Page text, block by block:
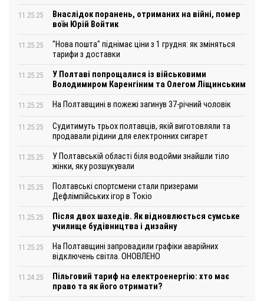
11.25.25
Внаслідок поранень, отриманих на війні, помер
воїн Юрій Войтик
11.25.25
"Нова пошта" піднімає ціни з 1 грудня: як зміняться
тарифи з доставки
11.25.25
У Полтаві попрощалися із військовими
Володимиром Каренгіним та Олегом Ліщинським
11.25.25 На Полтавщині в пожежі загинув 37-річний чоловік
11.25.25
Судитимуть трьох полтавців, якій виготовляли та
продавали рідини для електронних сигарет
11.25.25
У Полтавській області біля водойми знайшли тіло
жінки, яку розшукували
11.25.25
Полтавські спортсмени стали призерами
Дефлімпійських ігор в Токіо
11.25.25
Після двох шахедів. Як відновлюється сумське
училище будівництва і дизайну
11.25.25
На Полтавщині запровадили графіки аварійних
відключень світла. ОНОВЛЕНО
11.24.25
Пільговий тариф на електроенергію: хто має
право та як його отримати?